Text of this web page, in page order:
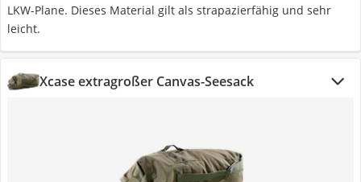
LKW-Plane. Dieses Material gilt als strapazierfähig und sehr
leicht.
Xcase extragroßer Canvas-Seesack